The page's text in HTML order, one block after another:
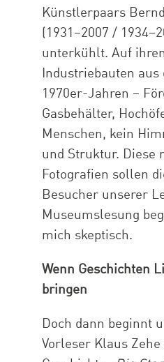
Künstlerpaars
(1931–2007 /
unterkühlt. Auf
Industriebauten
1970er-Jahren –
Gasbehälter,
Menschen, kein
und Struktur. Diese
Fotografien sollen
Besucher unserer
Museumslesung
mich skeptisch.
Wenn Geschichten
bringen
Doch dann beginnt
Vorleser Klaus